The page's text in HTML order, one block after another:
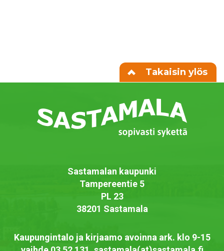
Takaisin ylös
Sastamalan kaupunki
Tampereentie 5
PL 23
38201 Sastamala
Kaupungintalo ja kirjaamo avoinna ark. klo 9-15